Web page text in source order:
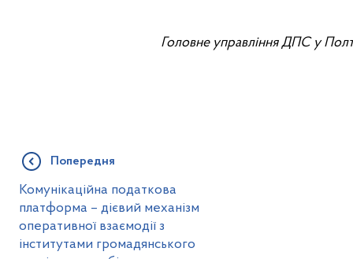
Головне управління ДПС у
Попередня
Комунікаційна податкова
платформа – дієвий механізм
оперативної взаємодії з
інститутами громадянського